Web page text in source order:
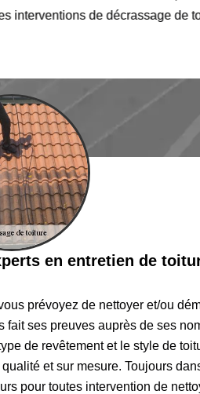
de décrassage de toiture
en entretien de
prévoyez de nettoyer et/ou
ses preuves auprès de ses
de revêtement et le style de
et sur mesure. Toujours
pour toutes intervention de